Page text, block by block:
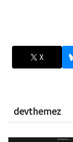
X
devthemez